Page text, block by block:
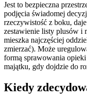
Jest to bezpieczna
podjęcia świadomej
rzeczywistość z boku,
zestawienie listy plusów i
mieszka najczęściej
zmierzać). Może
formą sprawowania
majątku, gdy dojdzie do
Kiedy